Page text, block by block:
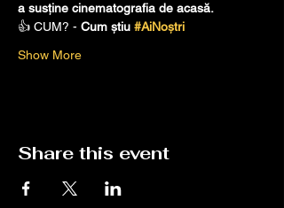
a susține cinematografia de acasă.
👍 CUM? - Cum știu #AiNoștri
Show More
Share this event